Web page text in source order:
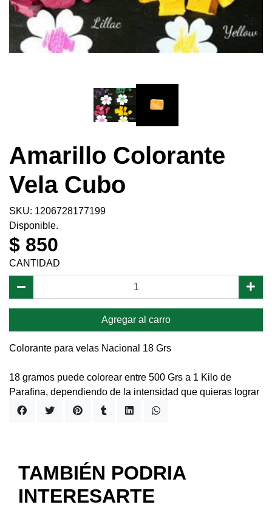
Amarillo Colorante
Vela Cubo
SKU: 1206728177199
Disponible.
$ 850
CANTIDAD
Agregar al carro
Colorante para velas Nacional 18 Grs
18 gramos puede colorear entre 500 Grs a 1 Kilo de
Parafina, dependiendo de la intensidad que quieras lograr
TAMBIÉN PODRIA
INTERESARTE